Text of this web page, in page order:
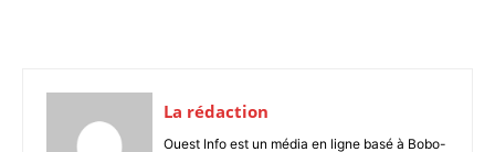
La rédaction
Ouest Info est un média en ligne basé à Bobo-